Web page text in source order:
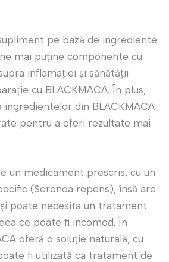
pe bază de ingrediente
mai puține componente cu
inflamației și sănătății
cu BLACKMACA. În plus,
ingredientelor din BLACKMACA
pentru a oferi rezultate mai
un medicament prescris, cu un
(Serenoa repens), însă are
poate necesita un tratament
ce poate fi incomod. În
oferă o soluție naturală, cu
fi utilizată ca tratament de